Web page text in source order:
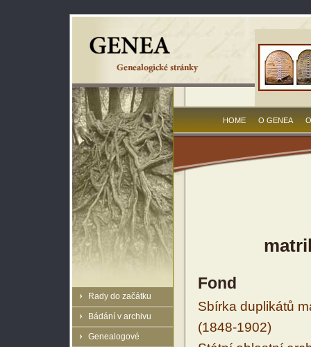
Rady do začátku
Bádání v archivu
Genealogové
HOME O GENEA
Fond
Sbírka duplikátů
(1848-1902)